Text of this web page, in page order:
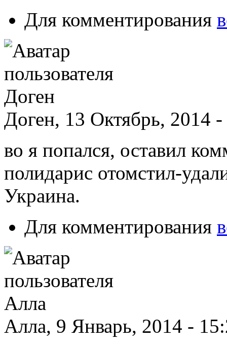
Для комментирования
Доген, 13 Октябрь, 2014
во я попался, оставил
полидарис отомстил-
Украина.
Для комментирования
Алла, 9 Январь, 2014 -